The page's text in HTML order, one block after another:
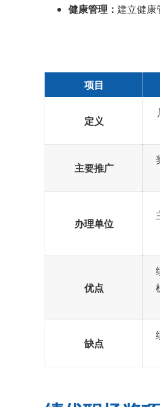
健康管理： 建立健康
项目
定义
主要推广
办理单位
优点
缺点